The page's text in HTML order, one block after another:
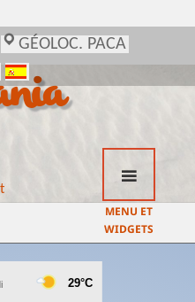
GÉOLOC. PACA
MENU ET
WIDGETS